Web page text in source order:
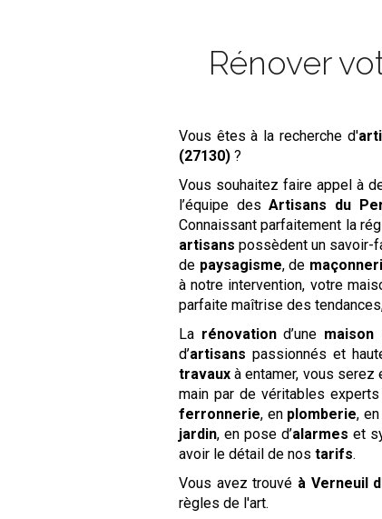
Rénover
Vous êtes à la recherche d'
(27130) ?
Vous souhaitez faire appel à
l’équipe desArtisans du
Connaissant parfaitement la
artisans possèdent un savoir-
de paysagisme, de
à notre intervention, votre
parfaite maîtrise des
La rénovationd’une maison
d’artisans passionnés et
travaux à entamer, vous serez
main par de véritables
ferronnerie, en plomberie, en
jardin, en pose d’alarmes et
avoir le détail de nostarifs.
Vous avez trouvé à Verneuil
règles de l'art.